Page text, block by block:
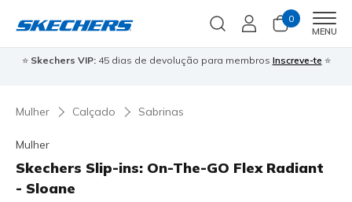
0
MENU
⭐ Skechers VIP:45 dias de devolução para membros Inscreve-te ⭐
Mulher Calçado Sabrinas
Mulher
Skechers Slip-ins: On-The-GO Flex Radiant
- Sloane